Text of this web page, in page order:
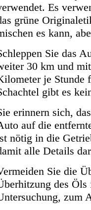
Es
grüne
es kann,
Sie das
30 km und
je Stunde
gibt es
erinnern sich,
auf die
nötig in die
alle Details
Sie die
des
zum